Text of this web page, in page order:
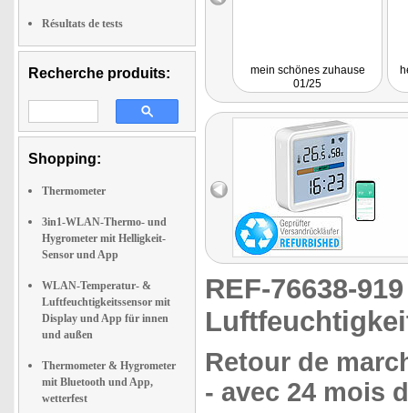
Résultats de tests
Recherche produits:
Shopping:
Thermometer
3in1-WLAN-Thermo- und
Hygrometer mit Helligkeit-
Sensor und App
WLAN-Temperatur- &
Luftfeuchtigkeitssensor mit
Display und App für innen
und außen
Thermometer & Hygrometer
mit Bluetooth und App,
wetterfest
mein schönes zuhause
01/25
REF-76638-
Retour de
- avec 24 mois